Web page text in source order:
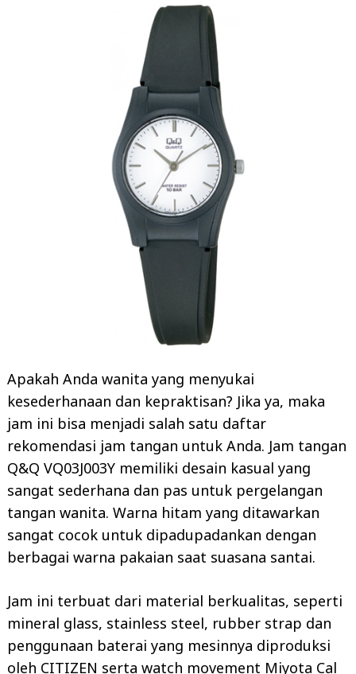
Apakah Anda wanita yang menyukai
kesederhanaan dan kepraktisan? Jika ya, maka
jam ini bisa menjadi salah satu daftar
rekomendasi jam tangan untuk Anda. Jam tangan
Q&Q VQ03J003Y memiliki desain kasual yang
sangat sederhana dan pas untuk pergelangan
tangan wanita. Warna hitam yang ditawarkan
sangat cocok untuk dipadupadankan dengan
berbagai warna pakaian saat suasana santai.
Jam ini terbuat dari material berkualitas, seperti
mineral glass, stainless steel, rubber strap dan
penggunaan baterai yang mesinnya diproduksi
oleh CITIZEN serta watch movement Miyota Cal